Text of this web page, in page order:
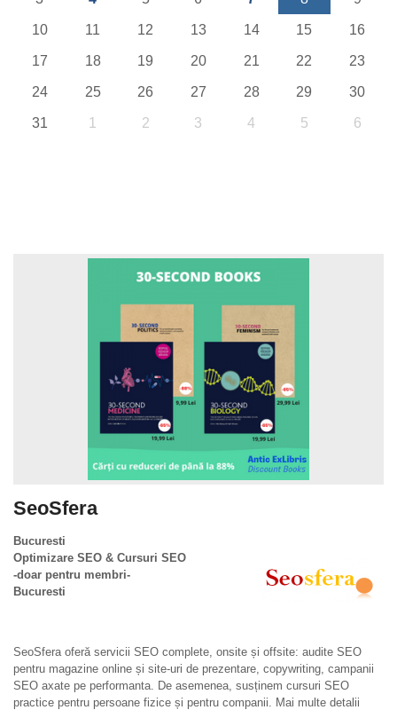
10 11 12 13 14 15 16
17 18 19 20 21 22 23
24 25 26 27 28 29 30
31 1 2 3 4 5 6
SeoSfera
Bucuresti
Optimizare SEO & Cursuri SEO
-doar pentru membri-
Bucuresti
SeoSfera oferă servicii SEO complete, onsite și offsite: audite SEO
pentru magazine online și site-uri de prezentare, copywriting, campanii
SEO axate pe performanta. De asemenea, susținem cursuri SEO
practice pentru persoane fizice și pentru companii. Mai multe detalii